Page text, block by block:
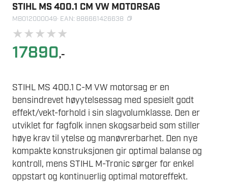
STIHL MS 400.1 CM VW MOTORSAG
MB012000049· EAN: 886661426638
★★★★★
17890,-
STIHL MS 400.1 C-M VW motorsag er en
bensindrevet høyytelsessag med spesielt godt
effekt/vekt-forhold i sin slagvolumklasse. Den er
utviklet for fagfolk innen skogsarbeid som stiller
høye krav til ytelse og manøvrerbarhet. Den nye
kompakte konstruksjonen gir optimal balanse og
kontroll, mens STIHL M-Tronic sørger for enkel
oppstart og kontinuerlig optimal motoreffekt.